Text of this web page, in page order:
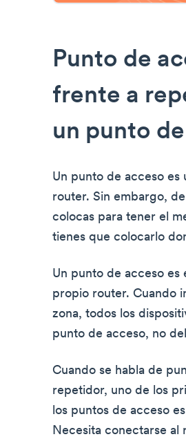
Punto de
frente a
un punto
Un punto de acceso es
router. Sin embargo,
colocas para tener el
tienes que colocarlo
Un punto de acceso es
propio router. Cuando
zona, todos los
punto de acceso, no
Cuando se habla de
repetidor, uno de los
los puntos de acceso
Necesita conectarse